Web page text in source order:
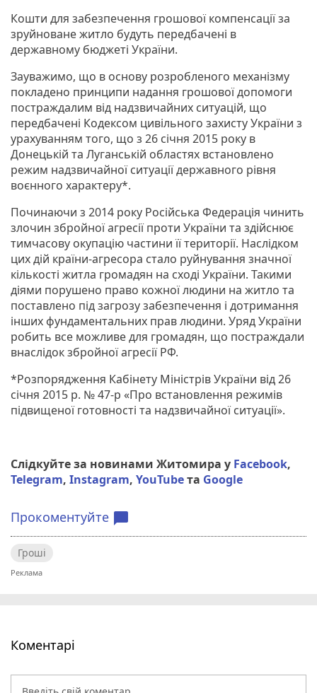
Кошти для забезпечення грошової компенсації за
зруйноване житло будуть передбачені в
державному бюджеті України.
Зауважимо, що в основу розробленого механізму
покладено принципи надання грошової допомоги
постраждалим від надзвичайних ситуацій, що
передбачені Кодексом цивільного захисту України з
урахуванням того, що з 26 січня 2015 року в
Донецькій та Луганській областях встановлено
режим надзвичайної ситуації державного рівня
воєнного характеру*.
Починаючи з 2014 року Російська Федерація чинить
злочин збройної агресії проти України та здійснює
тимчасову окупацію частини її території. Наслідком
цих дій країни-агресора стало руйнування значної
кількості житла громадян на сході України. Такими
діями порушено право кожної людини на житло та
поставлено під загрозу забезпечення і дотримання
інших фундаментальних прав людини. Уряд України
робить все можливе для громадян, що постраждали
внаслідок збройної агресії РФ.
*Розпорядження Кабінету Міністрів України від 26
січня 2015 р. № 47-р «Про встановлення режимів
підвищеної готовності та надзвичайної ситуації».
Слідкуйте за новинами Житомира у Facebook,
Telegram, Instagram, YouTubeта Google
Прокоментуйте chat_bubble
Гроші
Коментарі